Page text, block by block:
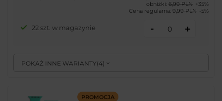
POKAŻ INNE WARIANTY(4)
obniżki: 6,99 PLN +35%
Cena regularna: 9,99 PLN -5%
22 szt. w magazynie - +
PROMOCJA